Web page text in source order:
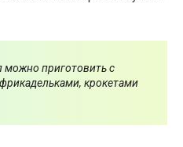
можно приготовить с
крокетами